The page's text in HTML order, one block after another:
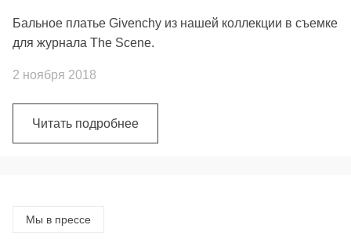
Бальное платье Givenchy из нашей коллекции в съемке
для журнала The Scene.
2 ноября 2018
Читать подробнее
Мы в прессе